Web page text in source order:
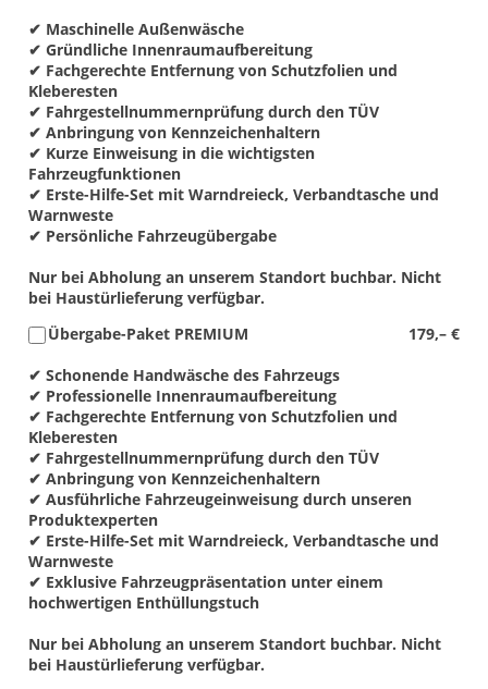
✔ Maschinelle Außenwäsche
✔ Gründliche Innenraumaufbereitung
✔ Fachgerechte Entfernung von Schutzfolien und
Kleberesten
✔ Fahrgestellnummernprüfung durch den TÜV
✔ Anbringung von Kennzeichenhaltern
✔ Kurze Einweisung in die wichtigsten
Fahrzeugfunktionen
✔ Erste-Hilfe-Set mit Warndreieck, Verbandtasche und
Warnweste
✔ Persönliche Fahrzeugübergabe
Nur bei Abholung an unserem Standort buchbar. Nicht
bei Haustürlieferung verfügbar.
179,– €
Übergabe-Paket PREMIUM
✔ Schonende Handwäsche des Fahrzeugs
✔ Professionelle Innenraumaufbereitung
✔ Fachgerechte Entfernung von Schutzfolien und
Kleberesten
✔ Fahrgestellnummernprüfung durch den TÜV
✔ Anbringung von Kennzeichenhaltern
✔ Ausführliche Fahrzeugeinweisung durch unseren
Produktexperten
✔ Erste-Hilfe-Set mit Warndreieck, Verbandtasche und
Warnweste
✔ Exklusive Fahrzeugpräsentation unter einem
hochwertigen Enthüllungstuch
Nur bei Abholung an unserem Standort buchbar. Nicht
bei Haustürlieferung verfügbar.